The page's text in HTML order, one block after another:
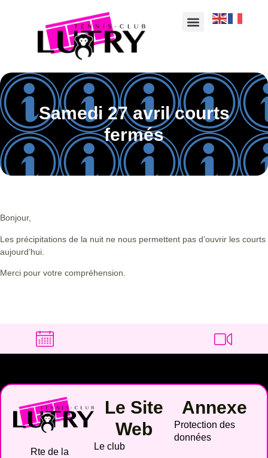
Samedi 27 avril courts
fermés
Bonjour,
Les précipitations de la nuit ne nous permettent pas d’ouvrir les courts
aujourd’hui.
Merci pour votre compréhension.
Rte de la
Le Site
Web
Le club
Annexe
Protection des
données